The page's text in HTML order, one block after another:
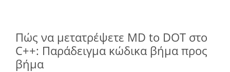
Πώς να μετατρέψετε MD to DOT στο
C++: Παράδειγμα κώδικα βήμα προς
βήμα